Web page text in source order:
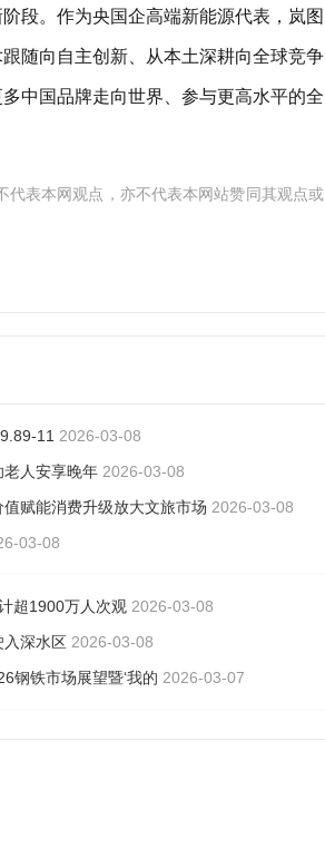
段。作为央国企高端新能源代表，岚图
随向自主创新、从本土深耕向全球竞争
中国品牌走向世界、参与更高水平的全
表本网观点，亦不代表本网站赞同其观点或
11 2026-03-08
人安享晚年 2026-03-08
赋能消费升级放大文旅市场 2026-03-08
03-08
超1900万人次观 2026-03-08
入深水区 2026-03-08
钢铁市场展望暨‘我的 2026-03-07